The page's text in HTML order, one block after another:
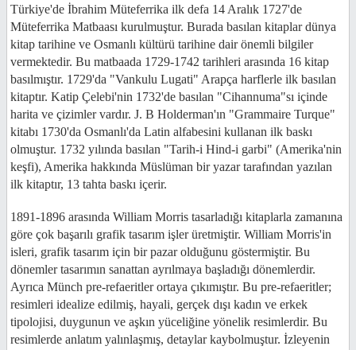
Türkiye'de İbrahim Müteferrika ilk defa 14 Aralık 1727'de
Müteferrika Matbaası kurulmuştur. Burada basılan kitaplar dünya
kitap tarihine ve Osmanlı kültürü tarihine dair önemli bilgiler
vermektedir. Bu matbaada 1729-1742 tarihleri arasında 16 kitap
basılmıştır. 1729'da "Vankulu Lugati" Arapça harflerle ilk basılan
kitaptır. Katip Çelebi'nin 1732'de basılan "Cihannuma"sı içinde
harita ve çizimler vardır. J. B Holderman'ın "Grammaire Turque"
kitabı 1730'da Osmanlı'da Latin alfabesini kullanan ilk baskı
olmuştur. 1732 yılında basılan "Tarih-i Hind-i garbi" (Amerika'nin
keşfi), Amerika hakkında Müslüman bir yazar tarafından yazılan
ilk kitaptır, 13 tahta baskı içerir.
1891-1896 arasında William Morris tasarladığı kitaplarla zamanına
göre çok başarılı grafik tasarım işler üretmiştir. William Morris'in
isleri, grafik tasarım için bir pazar olduğunu göstermiştir. Bu
dönemler tasarımın sanattan ayrılmaya başladığı dönemlerdir.
Ayrıca Münch pre-refaeritler ortaya çıkımıştır. Bu pre-refaeritler;
resimleri idealize edilmiş, hayali, gerçek dışı kadın ve erkek
tipolojisi, duygunun ve aşkın yüceliğine yönelik resimlerdir. Bu
resimlerde anlatım yalınlaşmış, detaylar kaybolmuştur. İzleyenin